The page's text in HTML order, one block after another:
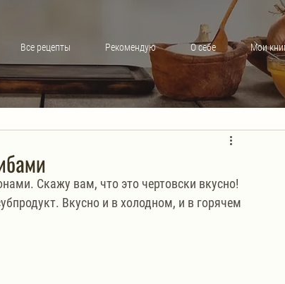
Все рецепты Рекомендую О себе Мои
Скажу вам, что это чертовски вкусно!
Вкусно и в холодном, и в горячем